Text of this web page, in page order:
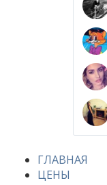
ГЛАВНАЯ
ЦЕНЫ